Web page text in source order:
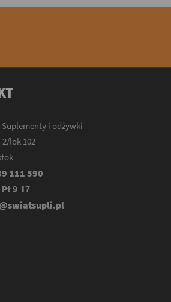
i odżywki
2/lok 102
111 590
9-17